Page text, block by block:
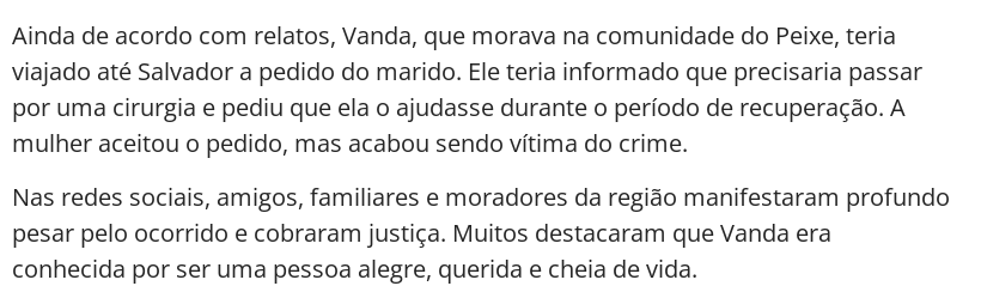
Ainda de acordo com relatos, Vanda, que morava na comunidade do Peixe, teria
viajado até Salvador a pedido do marido. Ele teria informado que precisaria passar
por uma cirurgia e pediu que ela o ajudasse durante o período de recuperação. A
mulher aceitou o pedido, mas acabou sendo vítima do crime.
Nas redes sociais, amigos, familiares e moradores da região manifestaram profundo
pesar pelo ocorrido e cobraram justiça. Muitos destacaram que Vanda era
conhecida por ser uma pessoa alegre, querida e cheia de vida.